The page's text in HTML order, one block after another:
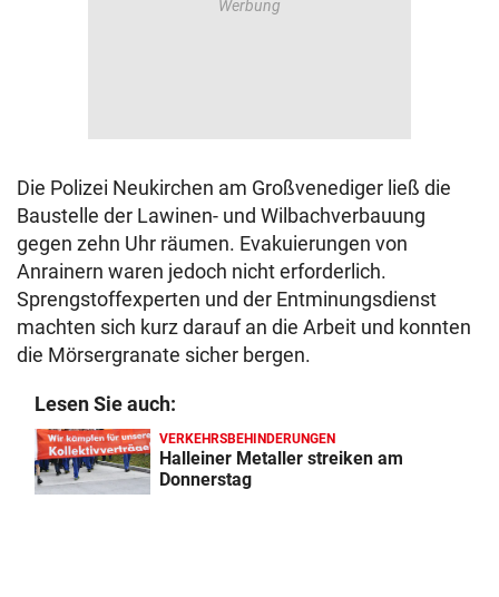
Die Polizei Neukirchen am Großvenediger ließ die
Baustelle der Lawinen- und Wilbachverbauung
gegen zehn Uhr räumen. Evakuierungen von
Anrainern waren jedoch nicht erforderlich.
Sprengstoffexperten und der Entminungsdienst
machten sich kurz darauf an die Arbeit und konnten
die Mörsergranate sicher bergen.
Lesen Sie auch:
VERKEHRSBEHINDERUNGEN
Halleiner Metaller streiken am
Donnerstag